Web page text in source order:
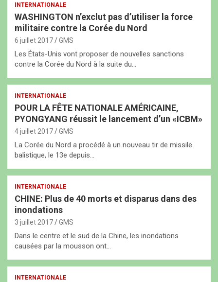
INTERNATIONALE
WASHINGTON n’exclut pas d’utiliser la force
militaire contre la Corée du Nord
6 juillet 2017 GMS
Les États-Unis vont proposer de nouvelles sanctions
contre la Corée du Nord à la suite du…
INTERNATIONALE
POUR LA FÊTE NATIONALE AMÉRICAINE,
PYONGYANG réussit le lancement d’un «ICBM»
4 juillet 2017 GMS
La Corée du Nord a procédé à un nouveau tir de missile
balistique, le 13e depuis…
INTERNATIONALE
CHINE: Plus de 40 morts et disparus dans des
inondations
3 juillet 2017 GMS
Dans le centre et le sud de la Chine, les inondations
causées par la mousson ont…
INTERNATIONALE